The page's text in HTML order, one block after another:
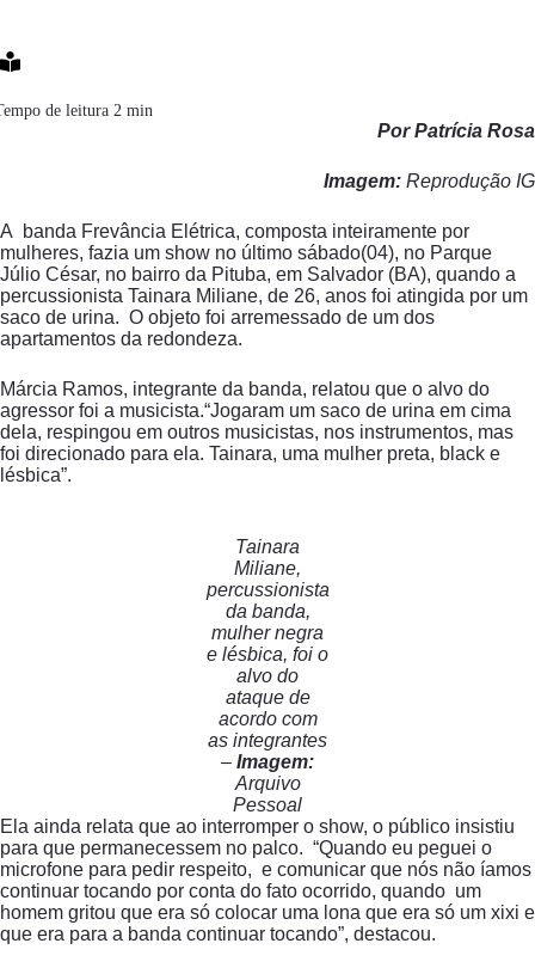
Por Patrícia Rosa
Imagem: Reprodução IG
A banda Frevância Elétrica, composta inteiramente por
mulheres, fazia um show no último sábado(04), no Parque
Júlio César, no bairro da Pituba, em Salvador (BA), quando a
percussionista Tainara Miliane, de 26, anos foi atingida por um
saco de urina. O objeto foi arremessado de um dos
apartamentos da redondeza.
Márcia Ramos, integrante da banda, relatou que o alvo do
agressor foi a musicista.“Jogaram um saco de urina em cima
dela, respingou em outros musicistas, nos instrumentos, mas
foi direcionado para ela. Tainara, uma mulher preta, black e
lésbica”.
Tainara
Miliane,
percussionista
da banda,
mulher negra
e lésbica, foi o
alvo do
ataque de
acordo com
as integrantes
– Imagem:
Arquivo
Pessoal
Ela ainda relata que ao interromper o show, o público insistiu
para que permanecessem no palco. “Quando eu peguei o
microfone para pedir respeito, e comunicar que nós não íamos
continuar tocando por conta do fato ocorrido, quando um
homem gritou que era só colocar uma lona que era só um xixi e
que era para a banda continuar tocando”, destacou.